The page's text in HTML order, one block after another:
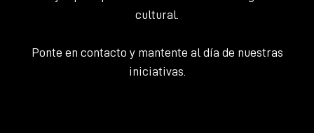
cultural.
Ponte en contacto y mantente al día de nuestras
iniciativas.